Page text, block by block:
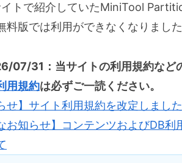
トで紹介していたMiniTool
料版では利用ができなくなりました
07/31：当サイトの利用規約など
用規約は必ずご一読ください。
せ】サイト利用規約を改定しまし
お知らせ】コンテンツおよびDB